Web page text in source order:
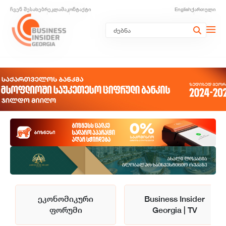
ჩვენ შესახებრეკლამაკონტაქტი Englishქართული
ეკონომიკური
ფორუმი
Business Insider
Georgia | TV